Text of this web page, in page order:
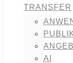
TRANSFER
AI